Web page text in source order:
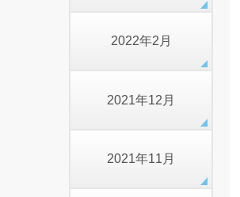
2022年2月
2021年12月
2021年11月